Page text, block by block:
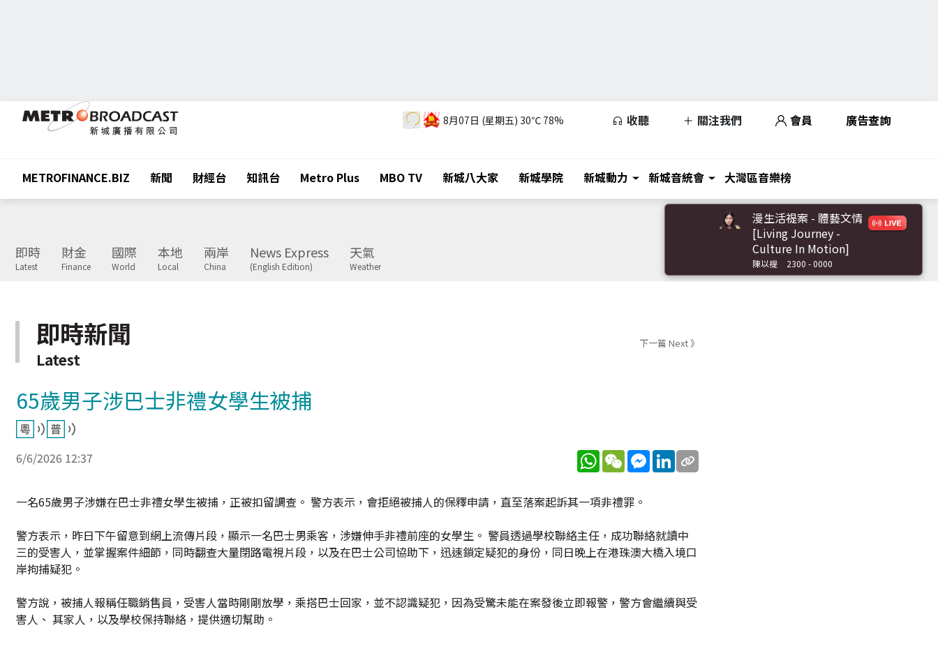
8月07日 (星期五) 30℃ 78% 收聽 關注我們 會員 廣告查詢
METROFINANCE.BIZ 新聞 財經台 知訊台 Metro Plus MBO TV 新城八大家 新城學院 新城動力 新城音統會 大灣區音樂榜
即時
Latest
財金
Finance
國際
World
本地
Local
兩岸
China
News Express
(English Edition)
天氣
Weather
漫生活禔案 - 體藝文情
[Living Journey -
Culture In Motion]
陳以禔 2300 - 0000
即時新聞
Latest
下一篇 Next 》
65歲男子涉巴士非禮女學生被捕
6/6/2026 12:37 WhatsApp
WeChatMessenger
LinkedIn
一名65歲男子涉嫌在巴士非禮女學生被捕，正被扣留調查。 警方表示，會拒絕被捕人的保釋申請，直至落案起訴其一項非禮罪。
警方表示，昨日下午留意到網上流傳片段，顯示一名巴士男乘客，涉嫌伸手非禮前座的女學生。 警員透過學校聯絡主任，成功聯絡就讀中
三的受害人，並掌握案件細節，同時翻查大量閉路電視片段，以及在巴士公司協助下，迅速鎖定疑犯的身份，同日晚上在港珠澳大橋入境口
岸拘捕疑犯。
警方說，被捕人報稱任職銷售員，受害人當時剛剛放學，乘搭巴士回家，並不認識疑犯，因為受驚未能在案發後立即報警，警方會繼續與受
害人、 其家人，以及學校保持聯絡，提供適切幫助。